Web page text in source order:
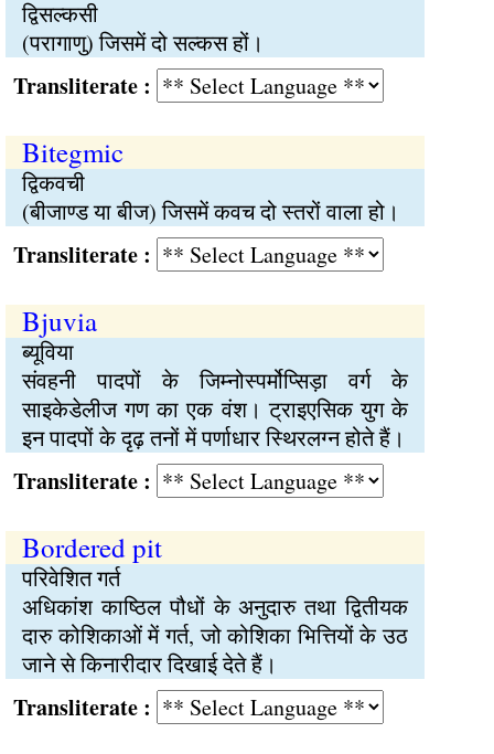
द्विसल्कसी
(परागाणु) जिसमें दो सल्कस हों।
:
Bitegmic
द्विकवची
(बीजाण्ड या बीज) जिसमें कवच दो स्तरों वाला हो।
:
Bjuvia
ब्यूविया
संवहनी पादपों के जिम्नोस्पर्मोप्सिड़ा वर्ग के
साइकेडेलीज गण का एक वंश। ट्राइएसिक युग के
इन पादपों के दृढ़ तनों में पर्णाधार स्थिरलग्न होते हैं।
:
Bordered pit
परिवेशित गर्त
अधिकांश काष्ठिल पौधों के अनुदारु तथा द्वितीयक
दारु कोशिकाओं में गर्त, जो कोशिका भित्तियों के उठ
जाने से किनारीदार दिखाई देते हैं।
: